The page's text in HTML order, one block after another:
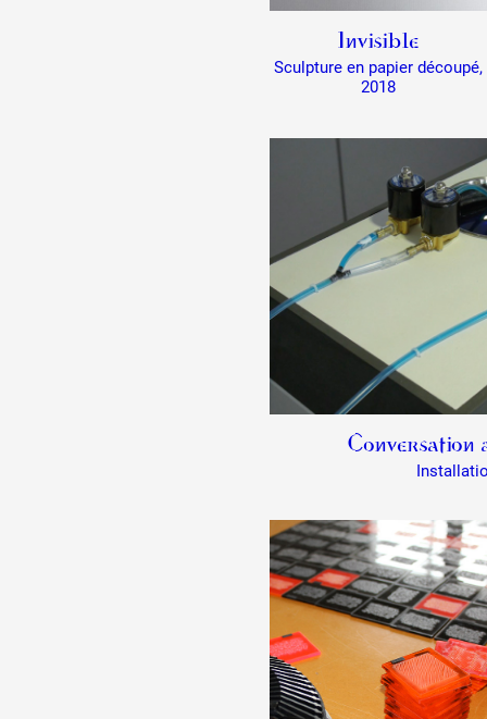
Invisible
Sculpture en papier découpé,
2018
Conversation